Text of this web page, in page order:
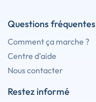
Questions fréquentes
Comment ça marche ?
Centre d'aide
Nous contacter
Restez informé